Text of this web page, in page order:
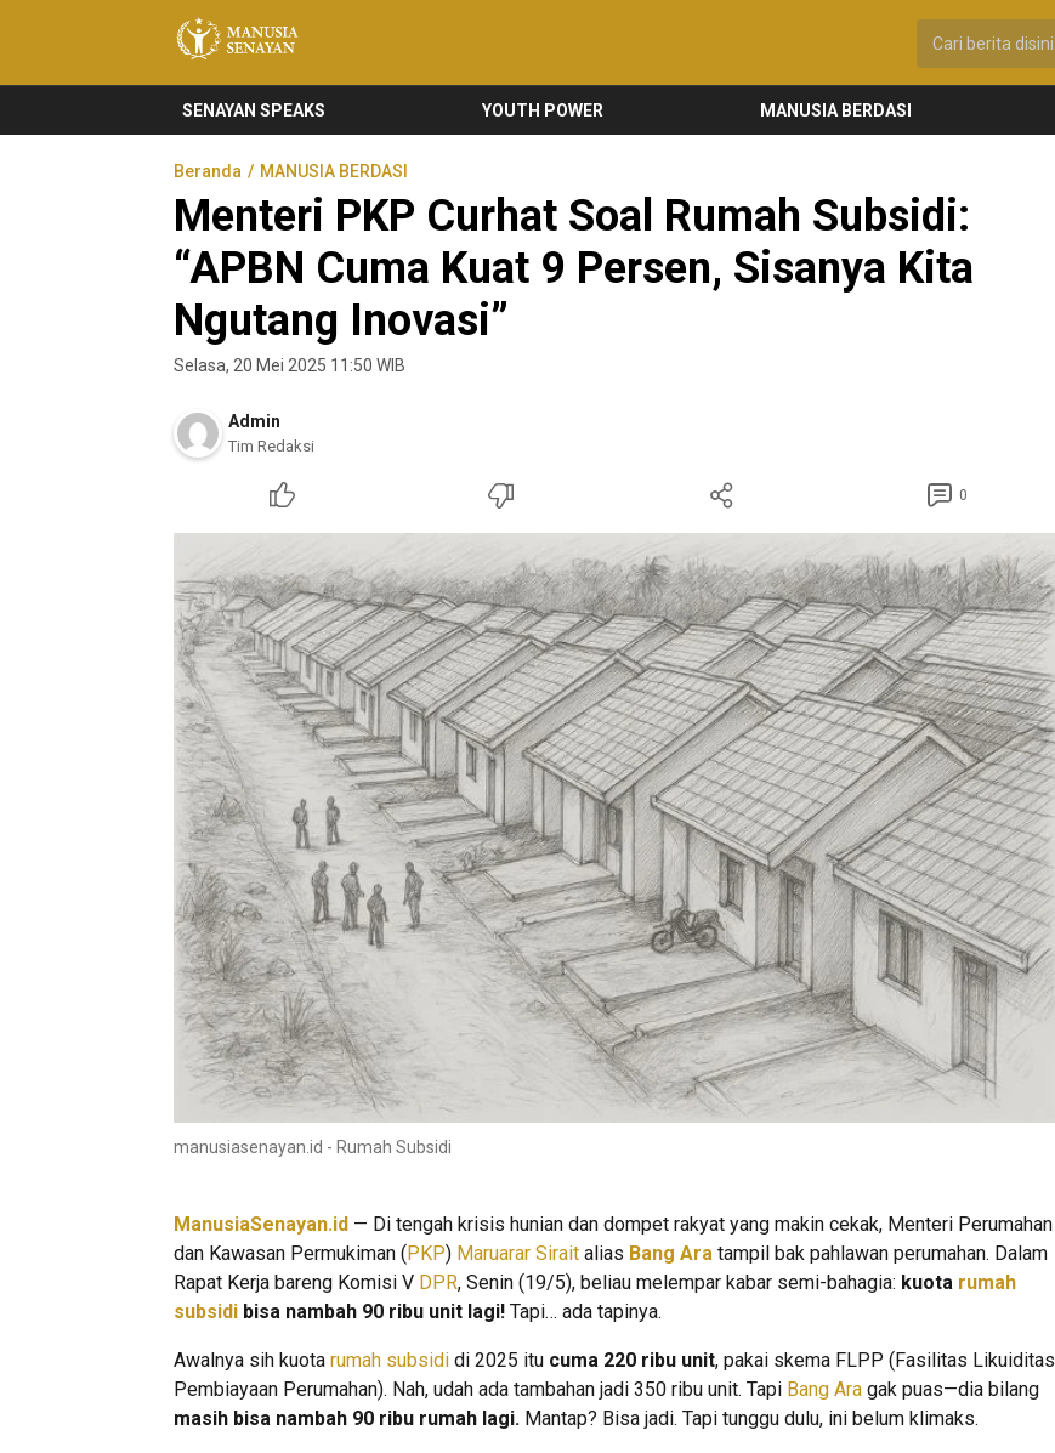
Manusia Senayan
Manusia Bicara, Senayan Bersuara
SENAYAN SPEAKS YOUTH POWER MANUSIA BERDASI
Beranda MANUSIA BERDASI
Menteri PKP Curhat Soal Rumah Subsidi:
“APBN Cuma Kuat 9 Persen, Sisanya Kita
Ngutang Inovasi”
Selasa, 20 Mei 2025 11:50 WIB
Admin
Tim Redaksi
0
manusiasenayan.id - Rumah Subsidi
ManusiaSenayan.id — Di tengah krisis hunian dan dompet rakyat yang makin cekak, Menteri Perumahan
dan Kawasan Permukiman (PKP) Maruarar Sirait alias Bang Ara tampil bak pahlawan perumahan. Dalam
Rapat Kerja bareng Komisi V DPR, Senin (19/5), beliau melempar kabar semi-bahagia: kuota rumah
subsidi bisa nambah 90 ribu unit lagi! Tapi… ada tapinya.
Awalnya sih kuota rumah subsidi di 2025 itu cuma 220 ribu unit, pakai skema FLPP (Fasilitas Likuiditas
Pembiayaan Perumahan). Nah, udah ada tambahan jadi 350 ribu unit. Tapi Bang Ara gak puas—dia bilang
masih bisa nambah 90 ribu rumah lagi. Mantap? Bisa jadi. Tapi tunggu dulu, ini belum klimaks.